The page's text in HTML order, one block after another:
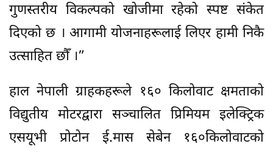
गुणस्तरीय विकल्पको खोजीमा रहेको स्पष्ट संकेत
दिएको छ । आगामी योजनाहरूलाई लिएर हामी निकै
उत्साहित छौँ ।”
हाल नेपाली ग्राहकहरूले १६० किलोवाट क्षमताको
विद्युतीय मोटरद्वारा सञ्चालित प्रिमियम इलेक्ट्रिक
एसयूभी प्रोटोन ई.मास सेबेन १६०किलोवाटको